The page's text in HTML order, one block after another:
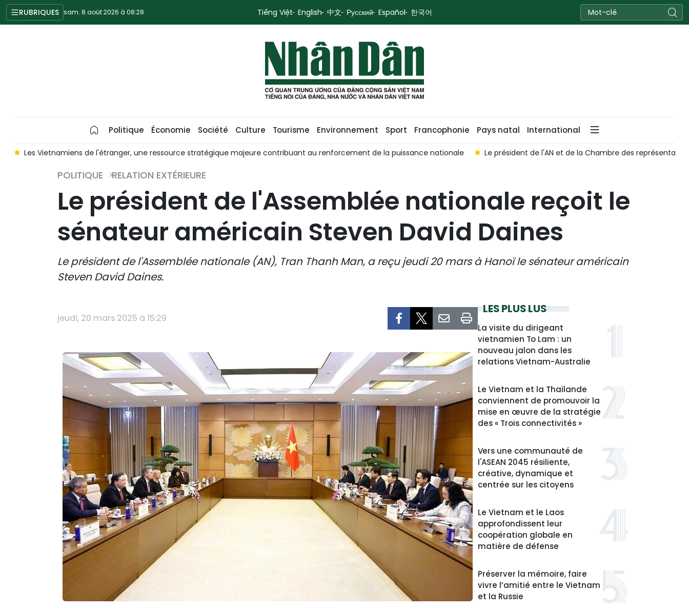
RUBRIQUES sam. 8 août 2026 à 08:28 Tiếng Việt English 中文 Русский Español 한국어
Politique Économie Société Culture Tourisme Environnement Sport Francophonie Pays natal International
Les Vietnamiens de l'étranger, une ressource stratégique majeure contribuant au renforcement de la puissance nationale Le président de l'AN et de la Chambre des
POLITIQUE RELATION EXTÉRIEURE
Le président de l'Assemblée nationale reçoit le
sénateur américain Steven David Daines
Le président de l'Assemblée nationale (AN), Tran Thanh Man, a reçu jeudi 20 mars à Hanoï le sénateur américain
Steven David Daines.
jeudi, 20 mars 2025 à 15:29
LES PLUS LUS
La visite du dirigeant
vietnamien To Lam : un
nouveau jalon dans les
relations Vietnam-Australie
Le Vietnam et la Thaïlande
conviennent de promouvoir la
mise en œuvre de la stratégie
des « Trois connectivités »
Vers une communauté de
l'ASEAN 2045 résiliente,
créative, dynamique et
centrée sur les citoyens
Le Vietnam et le Laos
approfondissent leur
coopération globale en
matière de défense
Préserver la mémoire, faire
vivre l’amitié entre le Vietnam
et la Russie